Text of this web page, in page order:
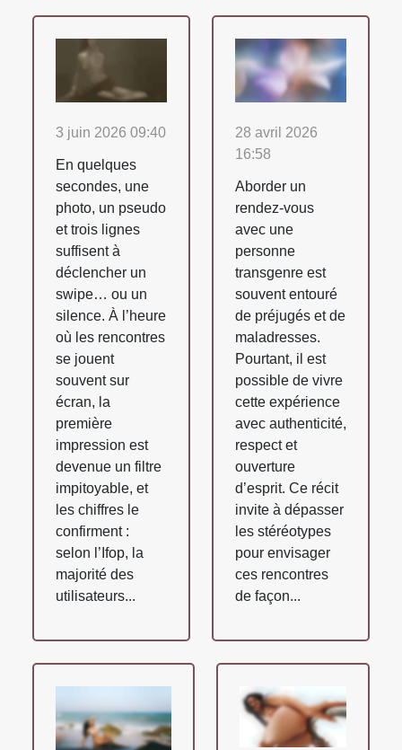
3 juin 2026 09:40
En quelques
secondes, une
photo, un pseudo
et trois lignes
suffisent à
déclencher un
swipe… ou un
silence. À l’heure
où les rencontres
se jouent
souvent sur
écran, la
première
impression est
devenue un filtre
impitoyable, et
les chiffres le
confirment :
selon l’Ifop, la
majorité des
utilisateurs...
28 avril 2026
16:58
Aborder un
rendez-vous
avec une
personne
transgenre est
souvent entouré
de préjugés et de
maladresses.
Pourtant, il est
possible de vivre
cette expérience
avec authenticité,
respect et
ouverture
d’esprit. Ce récit
invite à dépasser
les stéréotypes
pour envisager
ces rencontres
de façon...